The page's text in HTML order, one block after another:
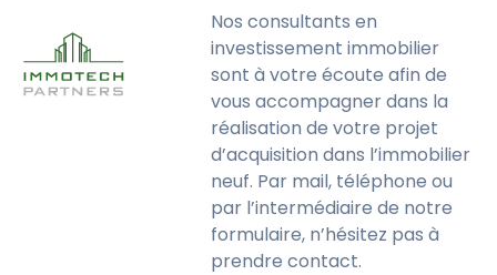
Nos consultants en
investissement immobilier
sont à votre écoute afin de
vous accompagner dans la
réalisation de votre projet
d’acquisition dans l’immobilier
neuf. Par mail, téléphone ou
par l’intermédiaire de notre
formulaire, n’hésitez pas à
prendre contact.